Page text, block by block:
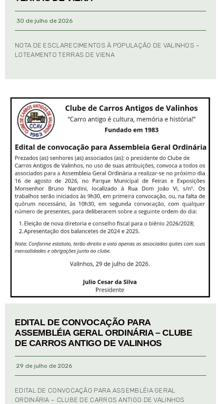
30 de julho de 2026
NOTA DE ESCLARECIMENTOS À POPULAÇÃO DE VALINHOS –
LOTEAMENTO TERRAS DE VIENA
EDITAL DE CONVOCAÇÃO PARA
ASSEMBLÉIA GERAL ORDINÁRIA – CLUBE
DE CARROS ANTIGO DE VALINHOS
29 de julho de 2026
EDITAL DE CONVOCAÇÃO PARA ASSEMBLÉIA GERAL
ORDINÁRIA – CLUBE DE CARROS ANTIGO DE VALINHOS